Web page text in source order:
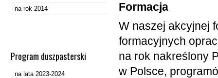
na rok 2014
Program duszpasterski
na lata 2023-2024
Formacja
W naszej akcyjnej
formacyjnych
na rok nakreślony
w Polsce,